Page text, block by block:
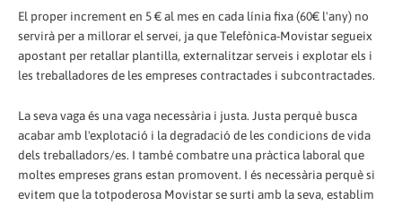
El proper increment en 5 € al mes en cada línia fixa (60€ l'any) no
servirà per a millorar el servei, ja que Telefònica-Movistar segueix
apostant per retallar plantilla, externalitzar serveis i explotar els i
les treballadores de les empreses contractades i subcontractades.
La seva vaga és una vaga necessària i justa. Justa perquè busca
acabar amb l'explotació i la degradació de les condicions de vida
dels treballadors/es. I també combatre una pràctica laboral que
moltes empreses grans estan promovent. I és necessària perquè si
evitem que la totpoderosa Movistar se surti amb la seva, establim